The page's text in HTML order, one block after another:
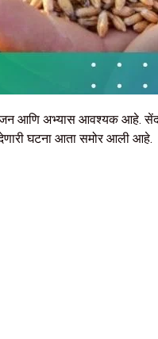
आणि अभ्यास आवश्यक आहे.
देणारी घटना आता समोर आली आहे.